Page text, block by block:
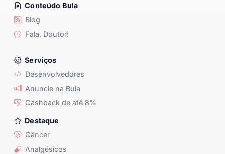
Conteúdo Bula
Blog
Fala, Doutor!
Serviços
Desenvolvedores
Anuncie na Bula
Cashback de até 8%
Destaque
Câncer
Analgésicos